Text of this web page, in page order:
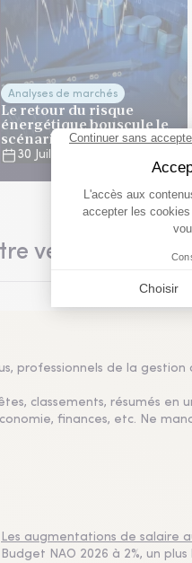
Analyses de marchés
Le retour du risque
énergétique bouscule le
scénario de
normalisation
30 Juill. 2026
veille
professionnels de la
classements, résumés en
finances, etc. Ne
Les augmentations de salaire
Budget NAO 2026 à 2%, un